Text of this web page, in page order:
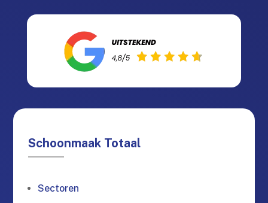
Schoonmaak Totaal
Sectoren